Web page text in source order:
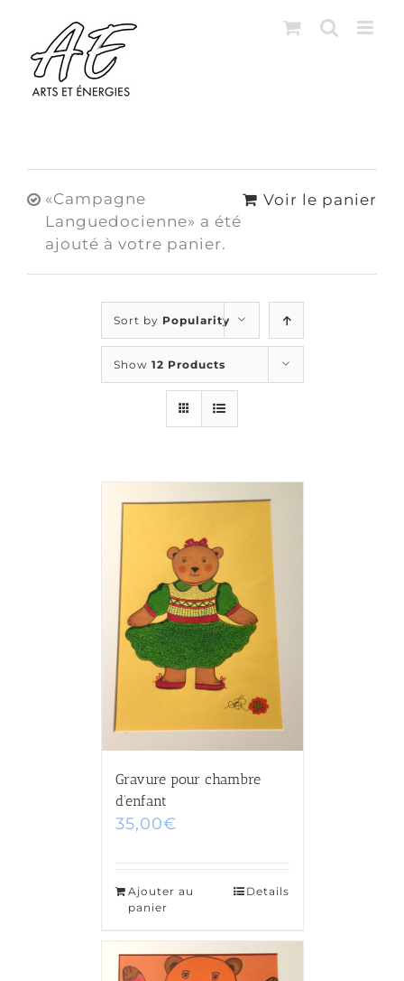
content
Voir le panier
«Campagne
Languedocienne» a été
ajouté à votre panier.
Sort by Popularity
Show 12 Products
Gravure pour chambre
d’enfant
35,00€
Ajouter au
panier
Details